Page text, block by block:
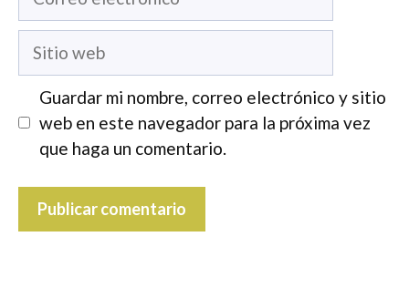
electrónico
web
Guardar mi nombre, correo electrónico y sitio
web en este navegador para la próxima vez
que haga un comentario.